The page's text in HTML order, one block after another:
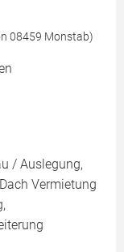
08459 Monstab)
/ Auslegung,
Vermietung